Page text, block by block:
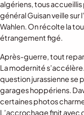
algériens, tous accueillis
général Guisan veille sur
Wahlen. On récolte la
étrangement figé.
Après-guerre, tout
La modernité
question jurassienne se
garages hoppériens.
certaines photos
L’accrochage finit avec